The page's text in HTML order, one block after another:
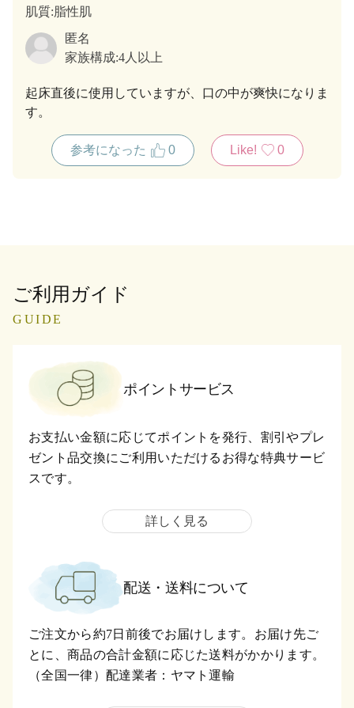
肌質:脂性肌
匿名
家族構成:4人以上
起床直後に使用していますが、口の中が爽快になりま
す。
参考になった 0 Like! 0
ご利用ガイド
GUIDE
ポイントサービス
お支払い金額に応じてポイントを発行、割引やプレ
ゼント品交換にご利用いただけるお得な特典サービ
スです。
詳しく見る
配送・送料について
ご注文から約7日前後でお届けします。お届け先ご
とに、商品の合計金額に応じた送料がかかります。
（全国一律）配達業者：ヤマト運輸